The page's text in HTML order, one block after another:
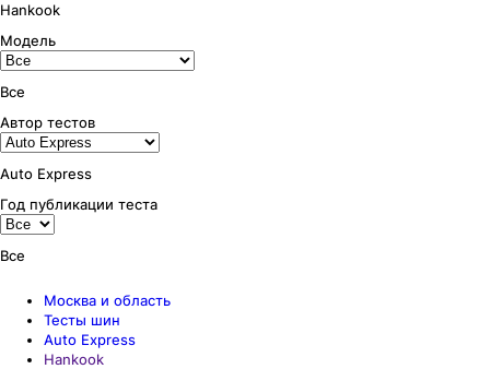
Hankook
Модель
Все
Автор тестов
Auto Express
Год публикации теста
Все
Москва и область
Тесты шин
Auto Express
Hankook